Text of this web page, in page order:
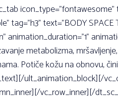
icon_type=”fontawesome”
tag=”h3” text=”BODY
metabolizma,
Potiče kožu na obnovu,
ult_animation_block][/
vc_row_inner][/